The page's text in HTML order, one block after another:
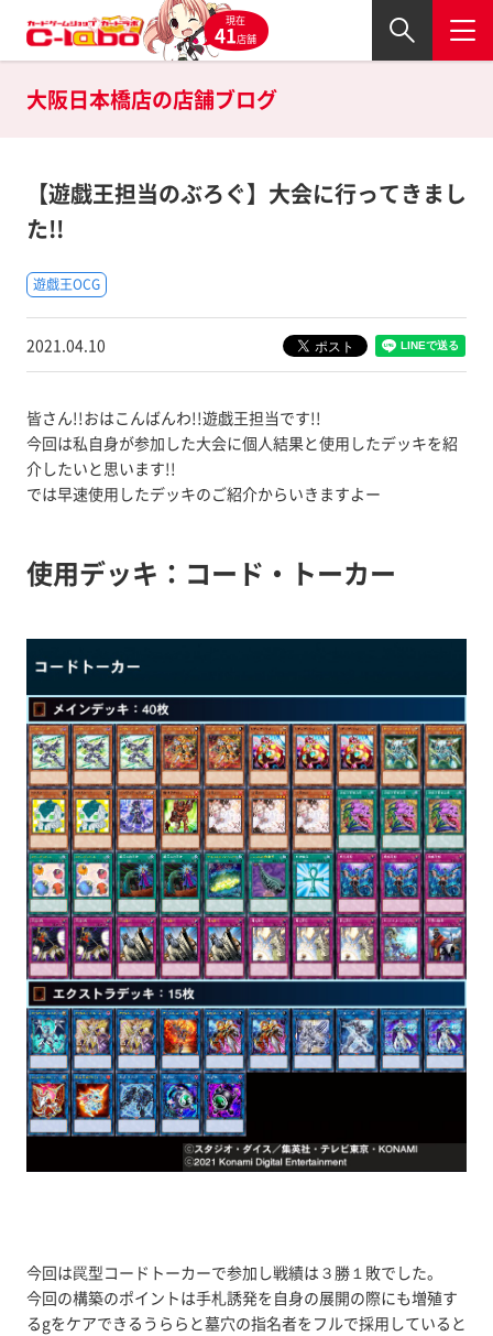
現在
41店舗
大阪日本橋店の店舗ブログ
【遊戯王担当のぶろぐ】大会に行ってきまし
た!!
遊戯王OCG
2021.04.10
皆さん!!おはこんばんわ!!遊戯王担当です!!
今回は私自身が参加した大会に個人結果と使用したデッキを紹
介したいと思います!!
では早速使用したデッキのご紹介からいきますよー
使用デッキ：コード・トーカー
今回は罠型コードトーカーで参加し戦績は３勝１敗でした。
今回の構築のポイントは手札誘発を自身の展開の際にも増殖す
るgをケアできるうららと墓穴の指名者をフルで採用していると